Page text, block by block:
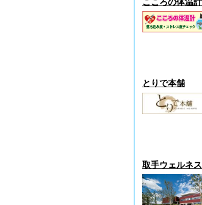
とりで本舗
取手ウェルネ